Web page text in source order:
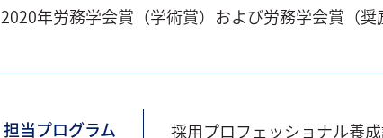
2020年労務学会賞（学術賞）および労務学会賞（奨
担当プログラム 採用プロフェッショナル養成